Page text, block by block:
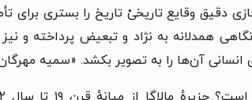
دقیق وقایع تاریخیْ تاریخ را بستری
نگاهی همدلانه به نژاد و تبعیض پرداخته
آن‌ها را به تصویر بکشد. «سمیه